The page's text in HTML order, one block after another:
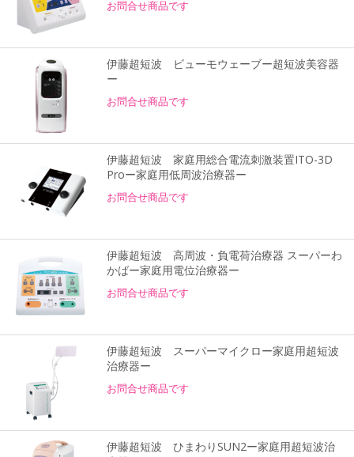
お問合せ商品です
伊藤超短波 ビューモウェーブー超短波美容器
ー
お問合せ商品です
伊藤超短波 家庭用総合電流刺激装置ITO-3D
Proー家庭用低周波治療器ー
お問合せ商品です
伊藤超短波 高周波・負電荷治療器 スーパーわ
かばー家庭用電位治療器ー
お問合せ商品です
伊藤超短波 スーパーマイクロー家庭用超短波
治療器ー
お問合せ商品です
伊藤超短波 ひまわりSUN2ー家庭用超短波治